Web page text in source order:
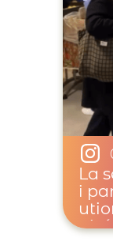
La
i